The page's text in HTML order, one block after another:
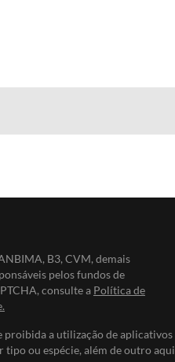
B3, CVM, demais
pelos fundos de
consulte a Política de
a utilização de aplicativos
tipo ou espécie, além de outro aqui